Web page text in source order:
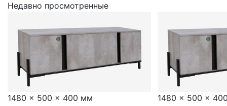
Недавно просмотренные
1480 x 500 x 400 мм 1480 x 500 x